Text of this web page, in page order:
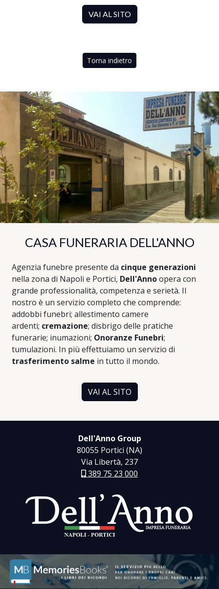
VAI AL SITO
Torna indietro
CASA FUNERARIA DELL'ANNO
Agenzia funebre presente da cinque generazioni
nella zona di Napoli e Portici, Dell'Annoopera con
grande professionalità, competenza e serietà. Il
nostro è un servizio completo che comprende:
addobbi funebri; allestimento camere
ardenti; cremazione; disbrigo delle pratiche
funerarie; inumazioni; Onoranze Funebri;
tumulazioni. In più effettuiamo un servizio di
trasferimento salme in tutto il mondo.
VAI AL SITO
Dell'Anno Group
80055 Portici (NA)
Via Libertà, 237
389 75 23 000